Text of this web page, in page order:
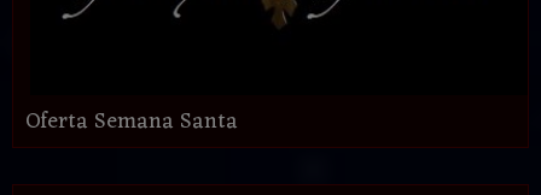
Oferta Semana Santa